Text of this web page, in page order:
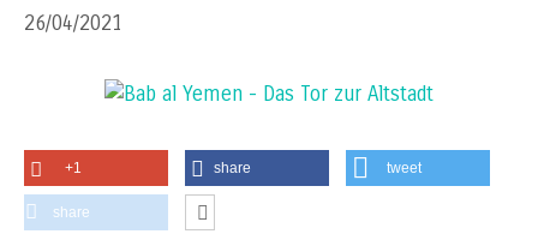
26/04/2021
+1 share tweet
share